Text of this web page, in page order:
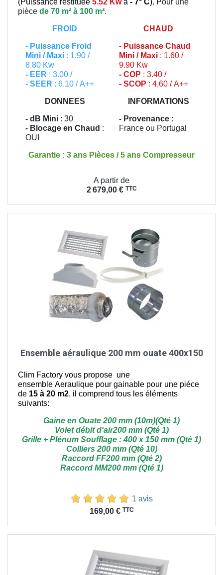
pièce de 70 m² à 100 m².
FROID
- Puissance Froid
Mini / Maxi : 1.90 /
8.80 Kw
- EER : 3.00 /
- SEER : 6.10 / A++
CHAUD
- Puissance Chaud
Mini / Maxi : 1.60 /
9.90 Kw
- COP : 3.40 /
- SCOP : 4,60 / A++
DONNEES
- dB Mini : 30
- Blocage en Chaud :
OUI
INFORMATIONS
- Provenance :
France ou Portugal
Garantie : 3 ans Pièces / 5 ans Compresseur
A partir de
2 679,00 € TTC
Ensemble aéraulique 200 mm ouate 400x150
Clim Factory vous propose une
ensemble Aeraulique pour gainable pour une piéce
de 15 à 20 m2, il comprend tous les éléments
suivants:
Gaine en Ouate 200 mm (10m)(Qté 1)
Volet débit d'air200 mm (Qté 1)
Grille + Plénum Soufflage : 400 x 150 mm (Qté 1)
Colliers 200 mm (Qté 10)
Raccord FF200 mm (Qté 2)
Raccord MM200 mm (Qté 1)
1 avis
169,00 € TTC